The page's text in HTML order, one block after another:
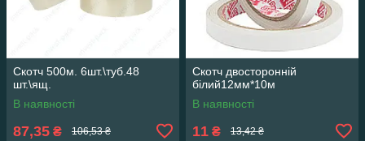
Скотч 500м. 6шт.\туб.48
шт.\ящ.
В наявності
87,35 ₴ 106,53 ₴
Скотч двосторонній
білий12мм*10м
В наявності
11 ₴ 13,42 ₴